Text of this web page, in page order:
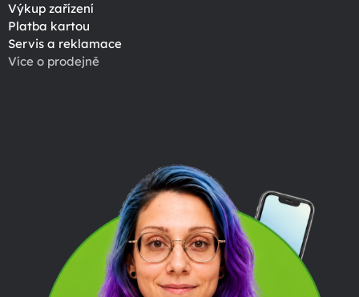
Výkup zařízení
Platba kartou
Servis a reklamace
Více o prodejně